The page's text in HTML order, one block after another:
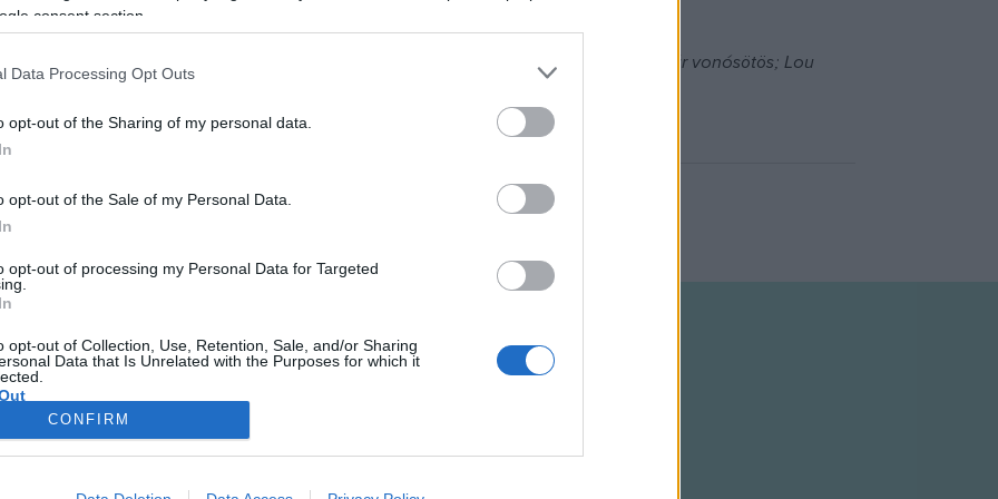
consent section.
Data Processing Opt Outs
opt-out of the Sharing of my personal data.
opt-out of the Sale of my Personal Data.
opt-out of processing my Personal Data for Targeted
opt-out of Collection, Use, Retention, Sale, and/or Sharing
Data that Is Unrelated with the Purposes for which it
allow Google to enable storage related to advertising like cookies on
CONFIRM
- A Nemzeti Filharmonikus Zenekar szólistáinak kamarakoncertje; Bruckner: F-dúr vonósötös; Lou
Thierry de Mey: Asztali zene; Csajkovszkij: Firenzei emlék - vonósszextett)